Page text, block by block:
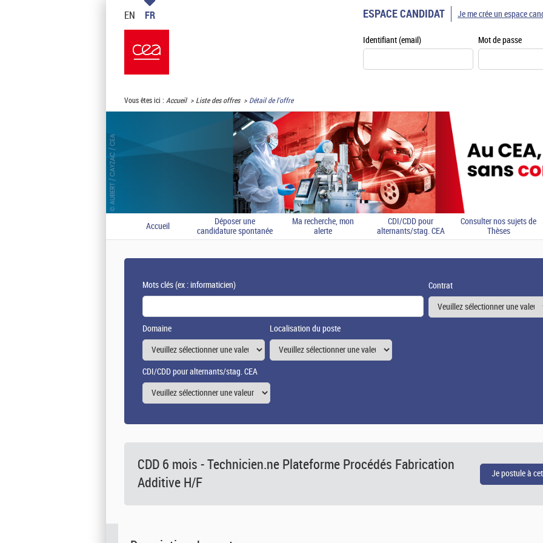
EN FR ESPACE CANDIDAT
Identifiant (email) Mot de passe
Je me crée un espace
Vous êtes ici : Accueil Liste des offres Détail de l'offre
Accueil
Déposer une
candidature spontanée
Ma recherche, mon
alerte
CDI/CDD pour
alternants/stag. CEA
Consulter nos sujets de
Thèses
Mots clés(ex : informaticien) Contrat
Domaine Localisation du poste
CDI/CDD pour alternants/stag. CEA
CDD 6 mois - Technicien.ne Plateforme Procédés Fabrication
Additive H/F